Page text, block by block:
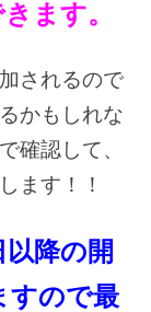
ます。
されるので
かもしれな
確認して、
ます！！
降の開
すので最